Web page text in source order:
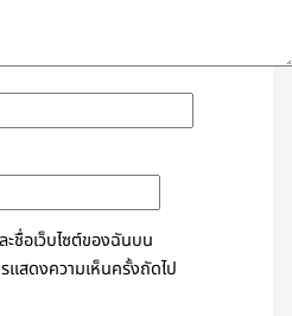
ชื่อเว็บไซต์ของฉันบน
แสดงความเห็นครั้งถัดไป